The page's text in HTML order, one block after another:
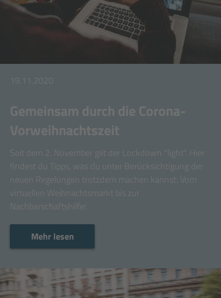
19.11.2020
Gemeinsam durch die Corona-
Vorweihnachtszeit
Seit dem 2. November gilt der Lockdown "light". Hier
findest du Tipps, was du unter Berücksichtigung der
neuen Regelungen trotzdem machen kannst: Vom
virtuellen Weihnachtsmarkt bis zur
Nachbarschaftshilfe!
Mehr lesen